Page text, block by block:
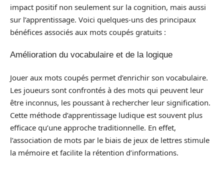
impact positif non seulement sur la cognition, mais aussi
sur l’apprentissage. Voici quelques-uns des principaux
bénéfices associés aux mots coupés gratuits :
Amélioration du vocabulaire et de la logique
Jouer aux mots coupés permet d’enrichir son vocabulaire.
Les joueurs sont confrontés à des mots qui peuvent leur
être inconnus, les poussant à rechercher leur signification.
Cette méthode d’apprentissage ludique est souvent plus
efficace qu’une approche traditionnelle. En effet,
l’association de mots par le biais de jeux de lettres stimule
la mémoire et facilite la rétention d’informations.